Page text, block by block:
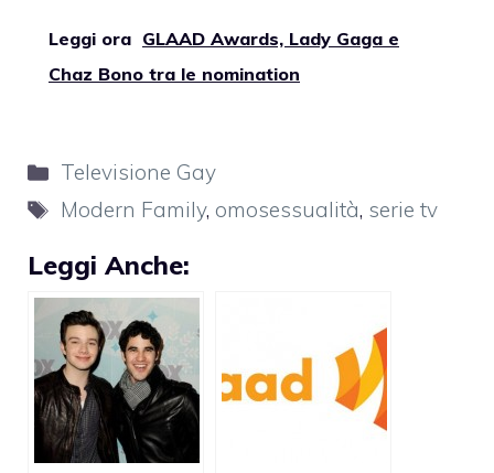
Leggi ora GLAAD Awards, Lady Gaga e
Chaz Bono tra le nomination
Categorie
Televisione Gay
Tag
Modern Family, omosessualità, serie tv
Leggi Anche: